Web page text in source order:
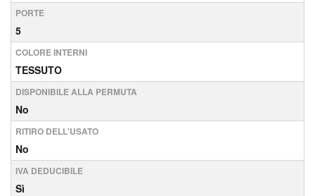
PORTE
5
COLORE INTERNI
TESSUTO
DISPONIBILE ALLA PERMUTA
No
RITIRO DELL'USATO
No
IVA DEDUCIBILE
Sì